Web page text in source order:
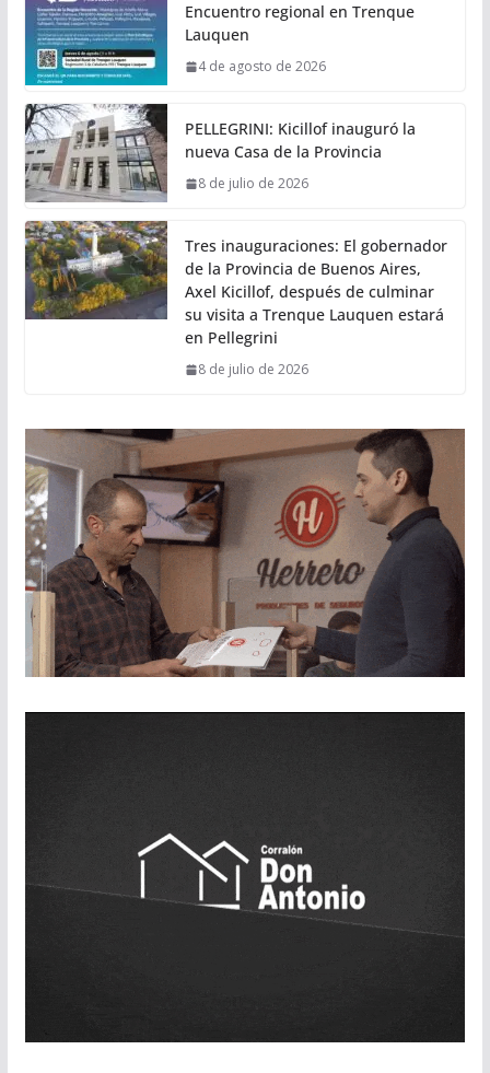
Encuentro regional en Trenque
Lauquen
4 de agosto de 2026
PELLEGRINI: Kicillof inauguró la
nueva Casa de la Provincia
8 de julio de 2026
Tres inauguraciones: El gobernador
de la Provincia de Buenos Aires,
Axel Kicillof, después de culminar
su visita a Trenque Lauquen estará
en Pellegrini
8 de julio de 2026